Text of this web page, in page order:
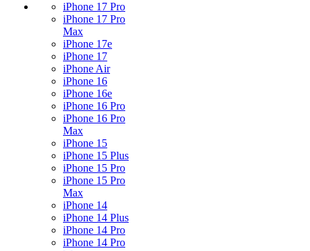
iPhone 17 Pro
iPhone 17 Pro
Max
iPhone 17e
iPhone 17
iPhone Air
iPhone 16
iPhone 16e
iPhone 16 Pro
iPhone 16 Pro
Max
iPhone 15
iPhone 15 Plus
iPhone 15 Pro
iPhone 15 Pro
Max
iPhone 14
iPhone 14 Plus
iPhone 14 Pro
iPhone 14 Pro